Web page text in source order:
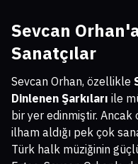
Sevcan
Sanatçılar
Sevcan Orhan, özellikle
Dinlenen Şarkıları ile
bir yer edinmiştir. Ancak
ilham aldığı pek çok
Türk halk müziğinin